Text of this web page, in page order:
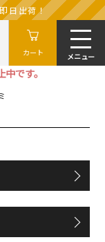
です。
日出荷！
カート